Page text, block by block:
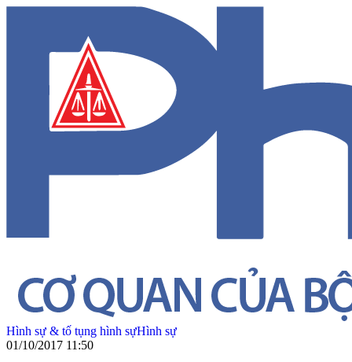
Hình sự & tố tụng hình sựHình sự
01/10/2017 11:50